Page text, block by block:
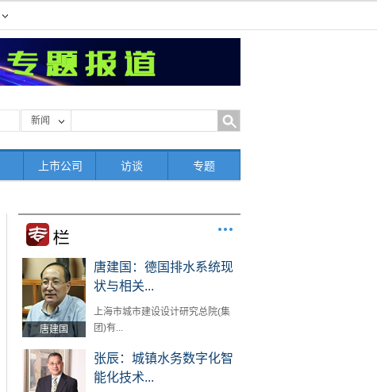
新闻
上市公司 访谈 专题
唐建国
唐建国：德国排水系统现
状与相关...
上海市城市建设设计研究总院(集
团)有...
张辰：城镇水务数字化智
能化技术...